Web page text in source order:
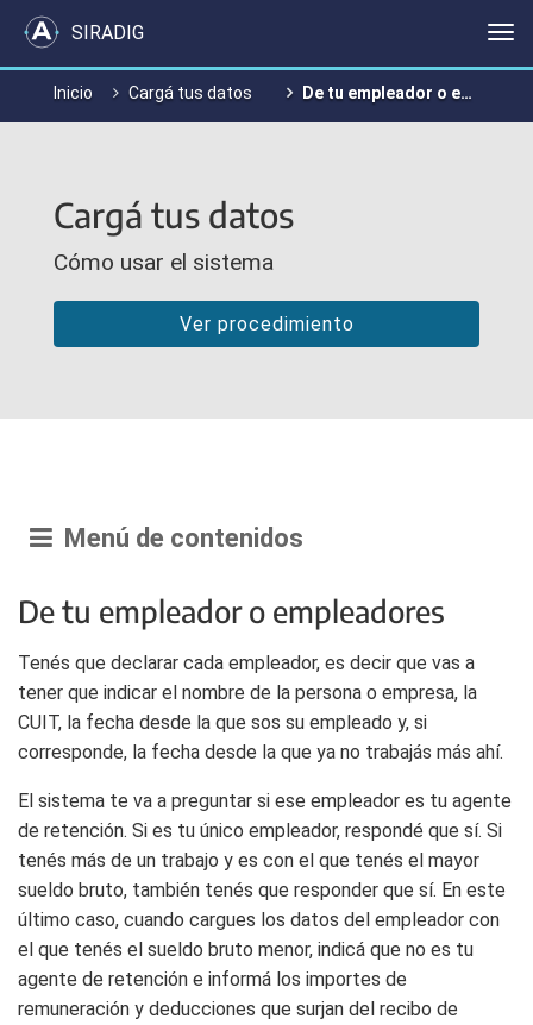
SIRADIG
Inicio Cargá tus datos De tu empleador o empleadores
Cargá tus datos
Cómo usar el sistema
Ver procedimiento
Menú de contenidos
De tu empleador o empleadores
Tenés que declarar cada empleador, es decir que vas a
tener que indicar el nombre de la persona o empresa, la
CUIT, la fecha desde la que sos su empleado y, si
corresponde, la fecha desde la que ya no trabajás más ahí.
El sistema te va a preguntar si ese empleador es tu agente
de retención. Si es tu único empleador, respondé que sí. Si
tenés más de un trabajo y es con el que tenés el mayor
sueldo bruto, también tenés que responder que sí. En este
último caso, cuando cargues los datos del empleador con
el que tenés el sueldo bruto menor, indicá que no es tu
agente de retención e informá los importes de
remuneración y deducciones que surjan del recibo de